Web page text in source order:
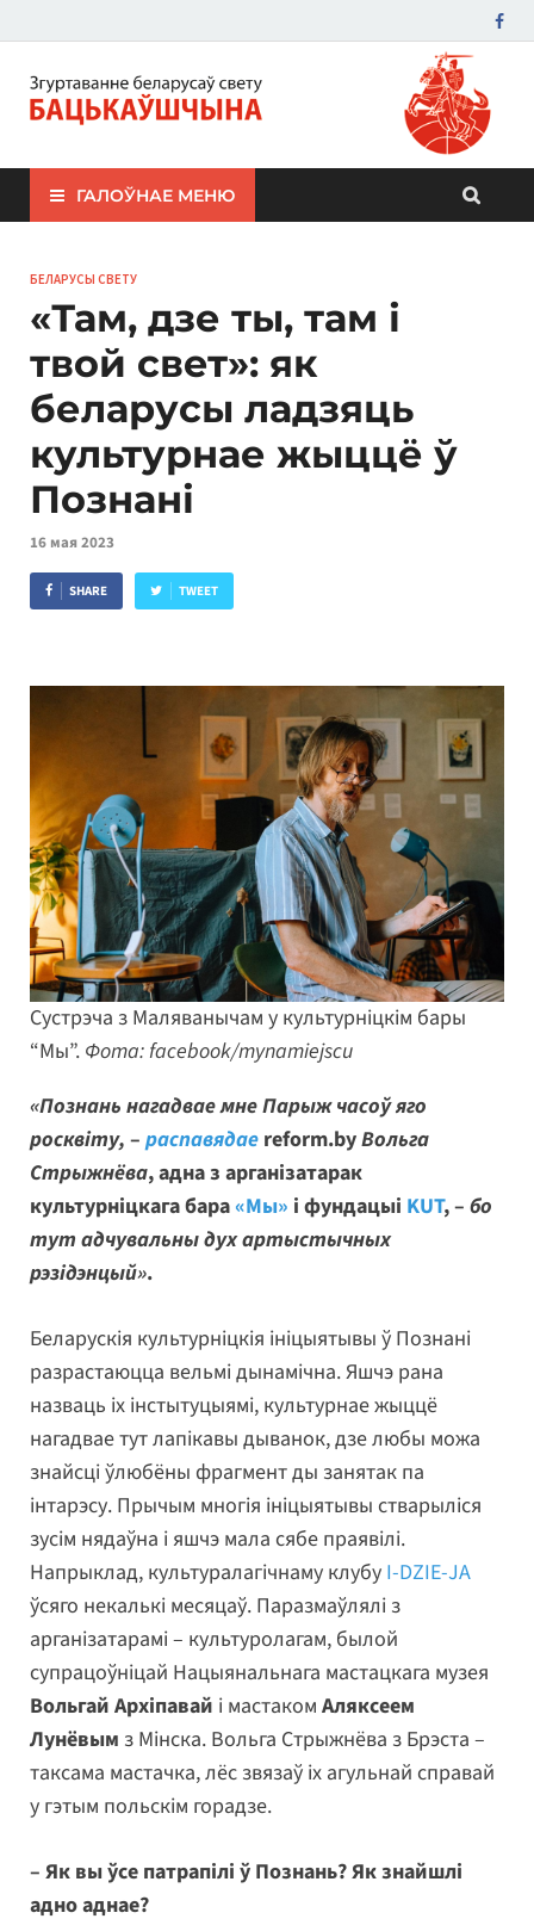
ЗБС "Бацькаўшчына"
ГАЛОЎНАЕ МЕНЮ
БЕЛАРУСЫ СВЕТУ
«Там, дзе ты, там і
твой свет»: як
беларусы ладзяць
культурнае жыццё ў
Познані
16 мая 2023
SHARE TWEET
Сустрэча з Маляванычам у культурніцкім бары
“Мы”. Фота: facebook/mynamiejscu
«Познань нагадвае мне Парыж часоў яго
росквіту, – распавядае reform.byВольга
Стрыжнёва, адна з арганізатарак
культурніцкага бара«Мы» і фундацыі KUT, – бо
тут адчувальны дух артыстычных
рэзідэнцый».
Беларускія культурніцкія ініцыятывы ў Познані
разрастаюцца вельмі дынамічна. Яшчэ рана
назваць іх інстытуцыямі, культурнае жыццё
нагадвае тут лапікавы дыванок, дзе любы можа
знайсці ўлюбёны фрагмент ды занятак па
інтарэсу. Прычым многія ініцыятывы стварыліся
зусім нядаўна і яшчэ мала сябе праявілі.
Напрыклад, культуралагічнаму клубу I-DZIE-JA
ўсяго некалькі месяцаў. Паразмаўлялі з
арганізатарамі – культуролагам, былой
супрацоўніцай Нацыянальнага мастацкага музея
Вольгай Архіпавай і мастаком Аляксеем
Лунёвым з Мінска. Вольга Стрыжнёва з Брэста –
таксама мастачка, лёс звязаў іх агульнай справай
у гэтым польскім горадзе.
– Як вы ўсе патрапілі ў Познань? Як знайшлі
адно аднае?